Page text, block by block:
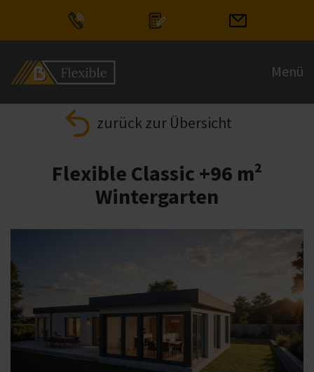
Angebot einholen
Menü
zurück zur Übersicht
Flexible Classic +96 m²
Wintergarten